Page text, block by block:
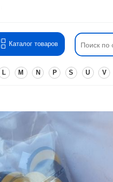
Каталог товаров
L M N P S U V